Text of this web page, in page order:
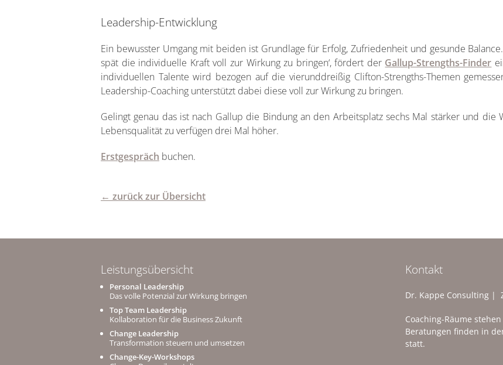
Leadership-Entwicklung
Ein bewusster Umgang mit beiden ist Grundlage für Erfolg, Zufriedenheit und gesunde
spät die individuelle Kraft voll zur Wirkung zu bringen‘, fördert der Gallup-Strengths-Finder
individuellen Talente wird bezogen auf die vierunddreißig Clifton-Strengths-Themen
Leadership-Coaching unterstützt dabei diese voll zur Wirkung zu bringen.
Gelingt genau das ist nach Gallup die Bindung an den Arbeitsplatz sechs Mal stärker und die
Lebensqualität zu verfügen drei Mal höher.
Erstgespräch buchen.
← zurück zur Übersicht
Leistungsübersicht
Personal Leadership
Das volle Potenzial zur Wirkung bringen
Top Team Leadership
Kollaboration für die Business Zukunft
Change Leadership
Transformation steuern und umsetzen
Change-Key-Workshops
Kontakt
Dr. Kappe Consulting |
Coaching-Räume
Beratungen finden in
statt.